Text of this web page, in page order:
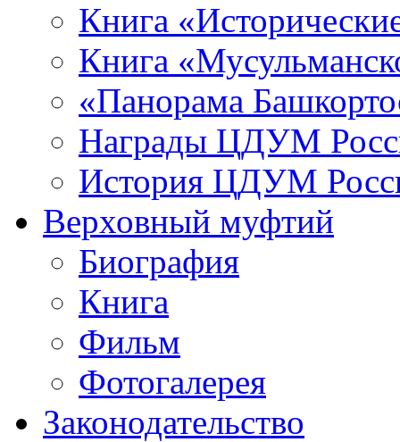
Книга
Книга
«Панорама
Награды ЦДУМ
История ЦДУМ
Верховный муфтий
Биография
Книга
Фильм
Фотогалерея
Законодательство